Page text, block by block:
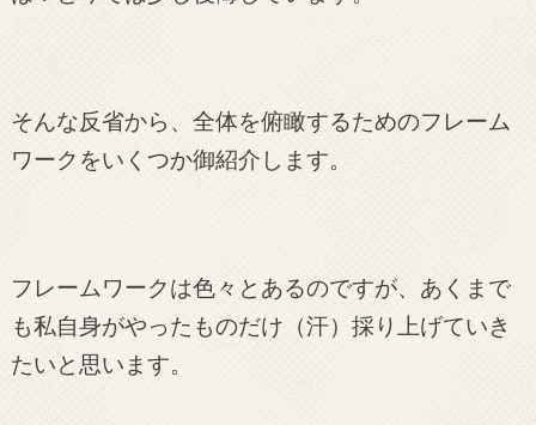
そんな反省から、全体を俯瞰するためのフレーム
ワークをいくつか御紹介します。
フレームワークは色々とあるのですが、あくまで
も私自身がやったものだけ（汗）採り上げていき
たいと思います。